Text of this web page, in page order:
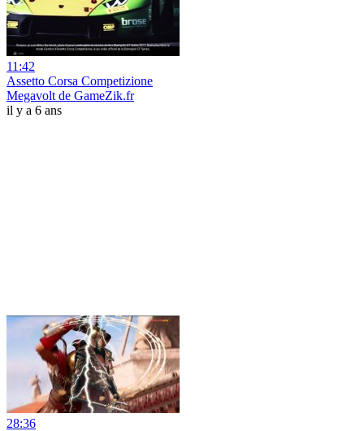
11:42
Assetto Corsa Competizione
Megavolt de GameZik.fr
il y a 6 ans
28:36